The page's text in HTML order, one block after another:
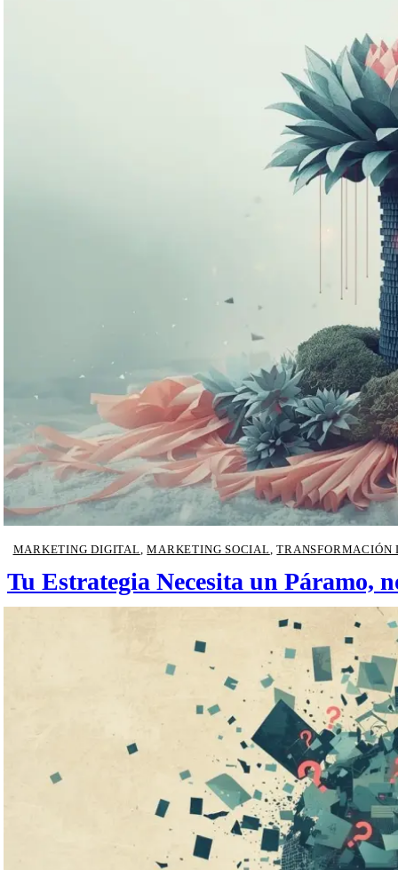
MARKETING DIGITAL ,MARKETING SOCIAL ,TRANSFORMACIÓN
Tu Estrategia Necesita un Páramo,